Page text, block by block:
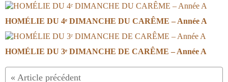
HOMÉLIE DU 4ᵉ DIMANCHE DU CARÊME – Année A
HOMÉLIE DU 3ᵉ DIMANCHE DE CARÊME – Année A